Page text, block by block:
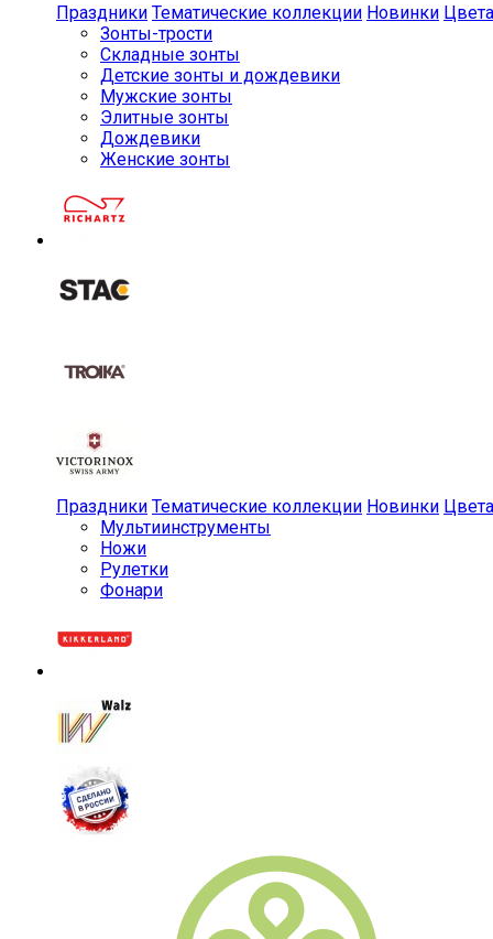
Праздники Тематические коллекции Новинки Цвета
Зонты-трости
Складные зонты
Детские зонты и дождевики
Мужские зонты
Элитные зонты
Дождевики
Женские зонты
Праздники Тематические коллекции Новинки Цвета
Мульти­инструменты
Ножи
Рулетки
Фонари